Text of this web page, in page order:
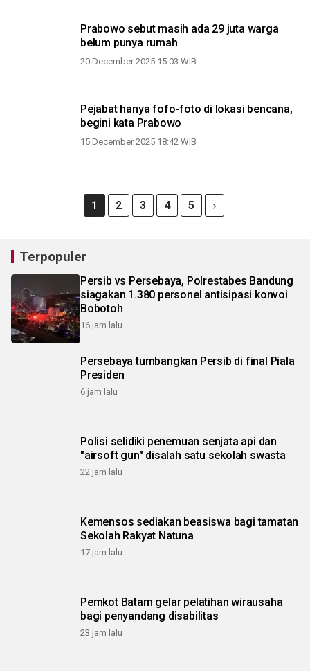
Prabowo sebut masih ada 29 juta warga
belum punya rumah
20 December 2025 15:03 WIB
Pejabat hanya fofo-foto di lokasi bencana,
begini kata Prabowo
15 December 2025 18:42 WIB
1 2 3 4 5
Terpopuler
Persib vs Persebaya, Polrestabes Bandung
siagakan 1.380 personel antisipasi konvoi
Bobotoh
16 jam lalu
Persebaya tumbangkan Persib di final Piala
Presiden
6 jam lalu
Polisi selidiki penemuan senjata api dan
"airsoft gun" disalah satu sekolah swasta
22 jam lalu
Kemensos sediakan beasiswa bagi tamatan
Sekolah Rakyat Natuna
17 jam lalu
Pemkot Batam gelar pelatihan wirausaha
bagi penyandang disabilitas
23 jam lalu